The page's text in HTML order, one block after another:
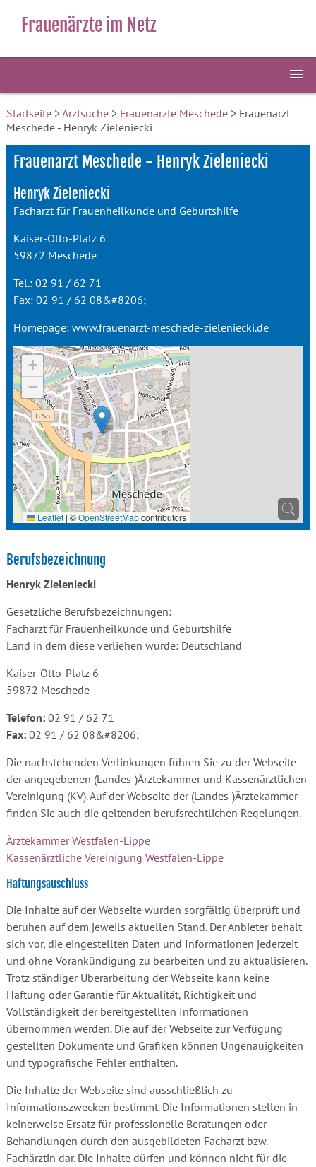
Frauenärzte im Netz
Startseite>Arztsuche> Frauenärzte Meschede> Frauenarzt
Meschede - Henryk Zieleniecki
Frauenarzt Meschede - Henryk Zieleniecki
Henryk Zieleniecki
Facharzt für Frauenheilkunde und Geburtshilfe
Kaiser-Otto-Platz 6
59872 Meschede
Tel.: 02 91 / 62 71
Fax: 02 91 / 62 08&#8206;
Homepage: www.frauenarzt-meschede-zieleniecki.de
+
−
Leaflet | ©OpenStreetMapcontributors
Berufsbezeichnung
Henryk Zieleniecki
Gesetzliche Berufsbezeichnungen:
Facharzt für Frauenheilkunde und Geburtshilfe
Land in dem diese verliehen wurde: Deutschland
Kaiser-Otto-Platz 6
59872 Meschede
Telefon:02 91 / 62 71
Fax:02 91 / 62 08&#8206;
Die nachstehenden Verlinkungen führen Sie zu der Webseite
der angegebenen (Landes-)Ärztekammer und Kassenärztlichen
Vereinigung (KV). Auf der Webseite der (Landes-)Ärztekammer
finden Sie auch die geltenden berufsrechtlichen Regelungen.
Ärztekammer Westfalen-Lippe
Kassenärztliche Vereinigung Westfalen-Lippe
Haftungsauschluss
Die Inhalte auf der Webseite wurden sorgfältig überprüft und
beruhen auf dem jeweils aktuellen Stand. Der Anbieter behält
sich vor, die eingestellten Daten und Informationen jederzeit
und ohne Vorankündigung zu bearbeiten und zu aktualisieren.
Trotz ständiger Überarbeitung der Webseite kann keine
Haftung oder Garantie für Aktualität, Richtigkeit und
Vollständigkeit der bereitgestellten Informationen
übernommen werden. Die auf der Webseite zur Verfügung
gestellten Dokumente und Grafiken können Ungenauigkeiten
und typografische Fehler enthalten.
Die Inhalte der Webseite sind ausschließlich zu
Informationszwecken bestimmt. Die Informationen stellen in
keinerweise Ersatz für professionelle Beratungen oder
Behandlungen durch den ausgebildeten Facharzt bzw.
Fachärztin dar. Die Inhalte dürfen und können nicht für die